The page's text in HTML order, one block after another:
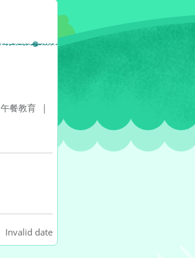
午餐教育 |
Invalid date